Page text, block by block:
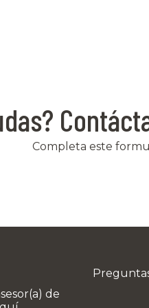
Completa este
de